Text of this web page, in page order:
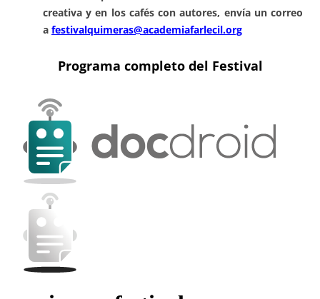
creativa y en los cafés con autores, envía un correo
a festivalquimeras@academiafarlecil.org
Programa completo del Festival